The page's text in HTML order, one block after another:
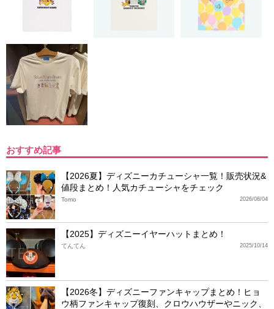
おすすめ記事
【2026夏】ディズニーカチューシャ一覧！販売状況&
値段まとめ！人気カチューシャをチェック
2026/08/04
Tomo
【2025】ディズニーイヤーハットまとめ！
2025/10/14
てんてん
【2026冬】ディズニーファンキャップまとめ！ヒョ
ウ柄ファンキャップ復刻、クロウハウザーやニック、